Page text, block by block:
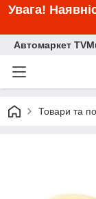
Увага!
Автомаркет
Товари та